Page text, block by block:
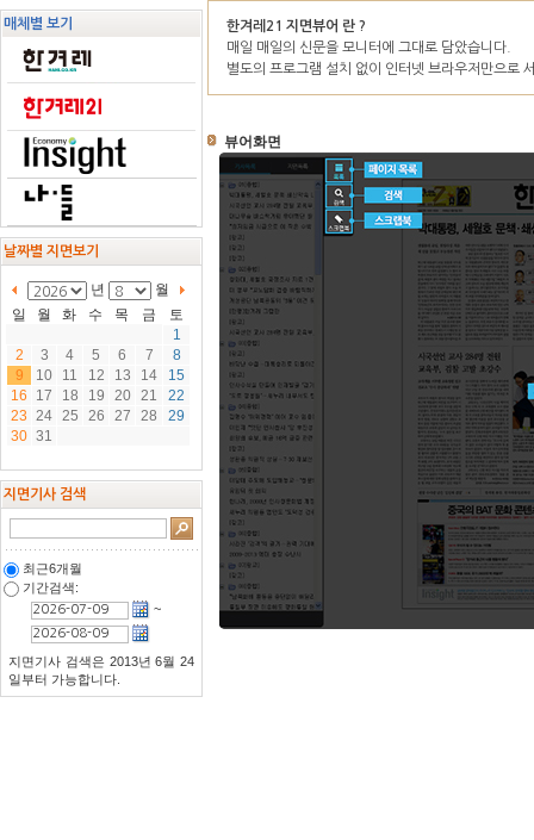
본
문
매체별 보기
날짜별 지면보기
년
월
일
월 화 수 목 금
토
1
2
3 4 5 6 7
8
9
10 11 12 13 14
15
16
17 18 19 20 21
22
23 24 25 26 27 28
29
30 31
지면기사 검색
최근6개월
기간검색:
~
지면기사 검색은 2013년 6월 24
일부터 가능합니다.
한겨레21 지면뷰어 란 ?
매일 매일의 신문을 모니터에 그대로 담았습니다.
별도의 프로그램 설치 없이 인터넷 브라우저만으로
뷰어화면